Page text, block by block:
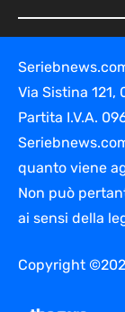
Via Sistina 121,
Partita I.V.A.
quanto viene
Non può
ai sensi della
Copyright